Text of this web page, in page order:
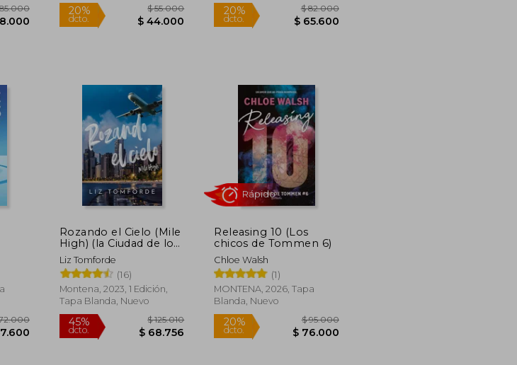
Rozando el Cielo (Mile
High) (la Ciudad de los
Vientos 1)
Liz Tomforde
(16)
Montena, 2023, 1 Edición,
Tapa Blanda, Nuevo
Releasing 10 (Los
chicos de Tommen 6)
Chloe Walsh
(1)
MONTENA, 2026, Tapa
Blanda, Nuevo